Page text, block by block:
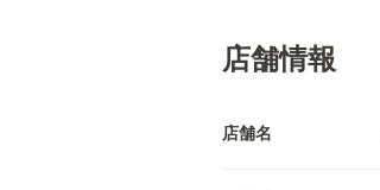
店舗情報
店舗名